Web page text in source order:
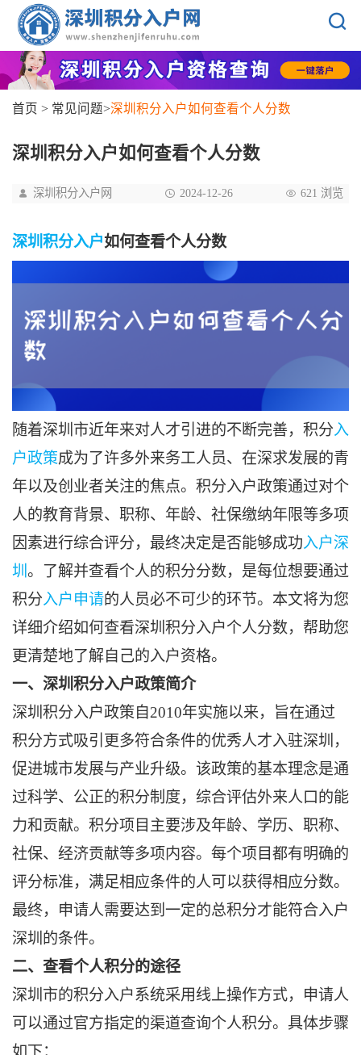
首页 > 常见问题>深圳积分入户如何查看个人分数
深圳积分入户如何查看个人分数
深圳积分入户网 2024-12-26 621 浏览
深圳积分入户如何查看个人分数
随着深圳市近年来对人才引进的不断完善，积分入
户政策成为了许多外来务工人员、在深求发展的青
年以及创业者关注的焦点。积分入户政策通过对个
人的教育背景、职称、年龄、社保缴纳年限等多项
因素进行综合评分，最终决定是否能够成功入户深
圳 。了解并查看个人的积分分数，是每位想要通过
积分入户申请的人员必不可少的环节。本文将为您
详细介绍如何查看深圳积分入户个人分数，帮助您
更清楚地了解自己的入户资格。
一、深圳积分入户政策简介
深圳积分入户政策自2010年实施以来，旨在通过
积分方式吸引更多符合条件的优秀人才入驻深圳，
促进城市发展与产业升级。该政策的基本理念是通
过科学、公正的积分制度，综合评估外来人口的能
力和贡献。积分项目主要涉及年龄、学历、职称、
社保、经济贡献等多项内容。每个项目都有明确的
评分标准，满足相应条件的人可以获得相应分数。
最终，申请人需要达到一定的总积分才能符合入户
深圳的条件。
二、查看个人积分的途径
深圳市的积分入户系统采用线上操作方式，申请人
可以通过官方指定的渠道查询个人积分。具体步骤
如下：